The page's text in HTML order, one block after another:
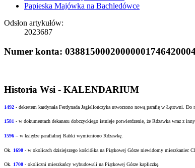
Papieska Majówka na Bachledówce
Odsłon artykułów:
2023687
Numer konta:
Historia Wsi - KALENDARIUM
1492 - dekretem kardynała Ferdynada Jagiellończyka utworzono nowąparafię w Łętowni. Do
1581 - w dokumentach dekanatu dobczyckiego istnieje potwierdzenie, że Rdzawka wraz z
1596 – w księdze parafialnej Rabki wymieniono Rdzawkę.
Ok. 1690 - w okolicach dzisiejszego kościółka na Piątkowej Górze niewidomy mieszkaniec
Ok. 1700 - okoliczni mieszkańcy wybudowali na Piątkowej Górze kapliczkę.